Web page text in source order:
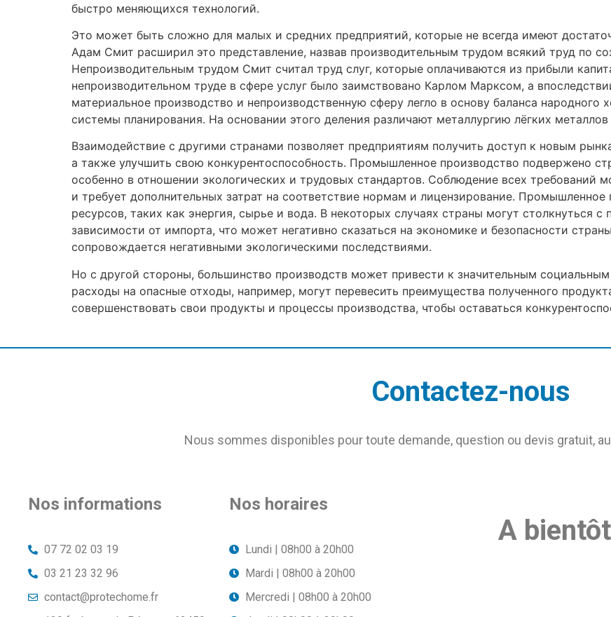
быстро меняющихся технологий.
Это может быть сложно для малых и средних предприятий, которые не всегда имеют
Адам Смит расширил это представление, назвав производительным трудом всякий труд по
Непроизводительным трудом Смит считал труд слуг, которые оплачиваются из прибыли
непроизводительном труде в сфере услуг было заимствовано Карлом Марксом, а
материальное производство и непроизводственную сферу легло в основу баланса
системы планирования. На основании этого деления различают металлургию лёгких
Взаимодействие с другими странами позволяет предприятиям получить доступ к новым
а также улучшить свою конкурентоспособность. Промышленное производство подвержено
особенно в отношении экологических и трудовых стандартов. Соблюдение всех требований
и требует дополнительных затрат на соответствие нормам и лицензирование.
ресурсов, таких как энергия, сырье и вода. В некоторых случаях страны могут столкнуться с
зависимости от импорта, что может негативно сказаться на экономике и безопасности
сопровождается негативными экологическими последствиями.
Но с другой стороны, большинство производств может привести к значительным
расходы на опасные отходы, например, могут перевесить преимущества полученного
совершенствовать свои продукты и процессы производства, чтобы оставаться
Contactez-nous
Nous sommes disponibles pour toute demande, question ou devis gratuit,
Nos informations
07 72 02 03 19
03 21 23 32 96
contact@protechome.fr
Nos horaires
Lundi | 08h00 à 20h00
Mardi | 08h00 à 20h00
Mercredi | 08h00 à 20h00
A bientôt